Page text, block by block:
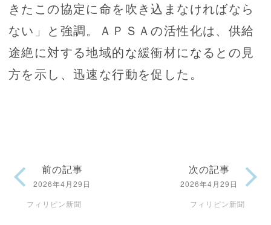
きたこの協定に命を吹き込まなければなら
ない」と強調。ＡＰＳＡの活性化は、供給
途絶に対する地域的な緩衝材になるとの見
方を示し、迅速な行動を促した。
前の記事
2026年4月29日
フィリピン新聞
次の記事
2026年4月29日
フィリピン新聞